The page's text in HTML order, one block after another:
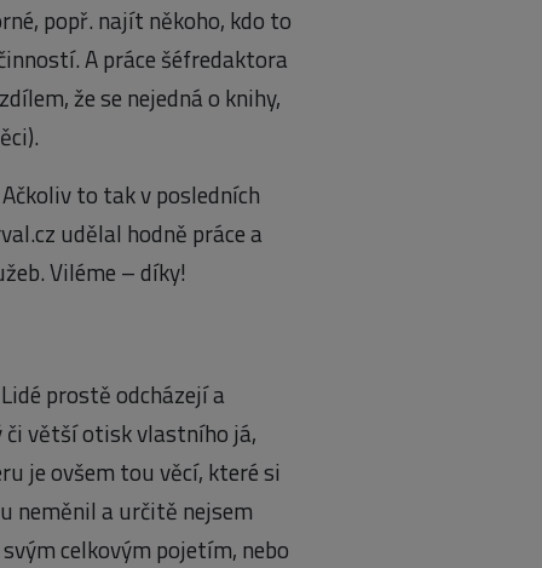
popř. najít někoho, kdo to
A práce šéfredaktora
že se nejedná o knihy,
to tak v posledních
udělal hodně práce a
Viléme – díky!
prostě odcházejí a
či větší otisk vlastního já,
je ovšem tou věcí, které si
neměnil a určitě nejsem
celkovým pojetím, nebo